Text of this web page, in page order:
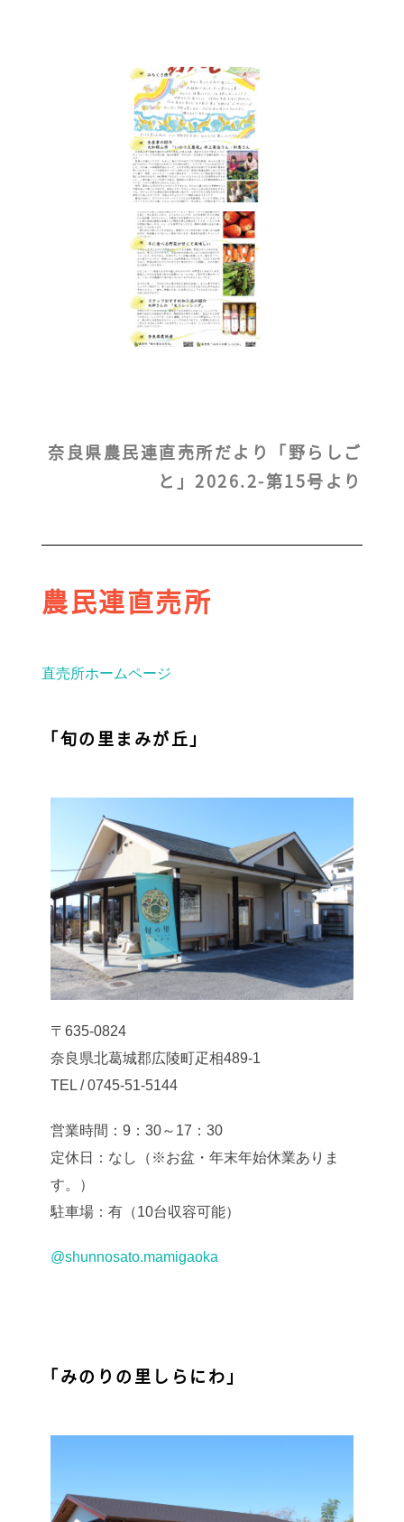
奈良県農民連直売所だより「野らしご
と」2026.2-第15号より
農民連直売所
直売所ホームページ
「旬の里まみが丘」
〒635-0824
奈良県北葛城郡広陵町疋相489-1
TEL / 0745-51-5144
営業時間：9：30～17：30
定休日：なし（※お盆・年末年始休業ありま
す。）
駐車場：有（10台収容可能）
@shunnosato.mamigaoka
「みのりの里しらにわ」